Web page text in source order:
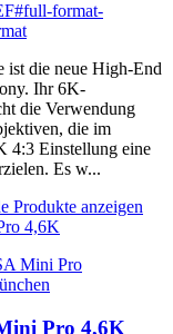
#full-format-
ist die neue High-End
Ihr 6K-
die Verwendung
die im
4:3 Einstellung eine
Es w...
Produkte anzeigen
4,6K
Pro 4,6K